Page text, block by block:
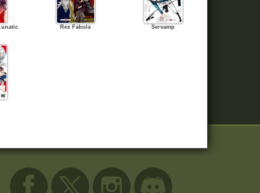
Rex Fabula Servamp